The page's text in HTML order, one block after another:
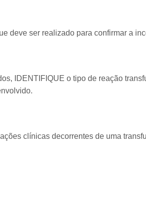
deve ser realizado para confirmar a
IDENTIFIQUE o tipo de reação
clínicas decorrentes de uma